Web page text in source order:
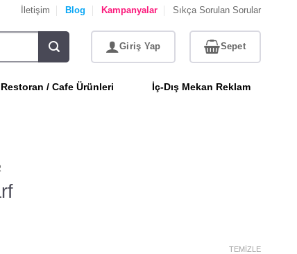
İletişim Blog Kampanyalar Sıkça Sorulan Sorular
Restoran / Cafe Ürünleri İç-Dış Mekan Reklam
TEMIZLE